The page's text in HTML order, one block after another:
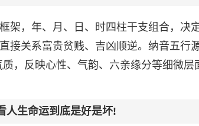
架，年、月、日、时四柱干支组合，决
接关系富贵贫贱、吉凶顺逆。纳音五行
质，反映心性、气韵、六亲缘分等细微
人生命运到底是好是坏!